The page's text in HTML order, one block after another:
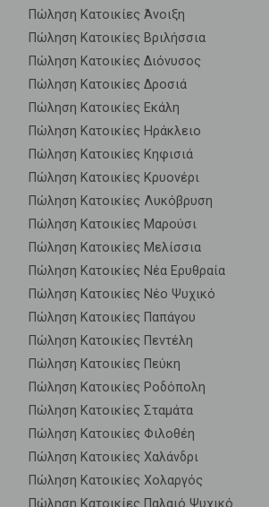
Πώληση Κατοικίες Άνοιξη
Πώληση Κατοικίες Βριλήσσια
Πώληση Κατοικίες Διόνυσος
Πώληση Κατοικίες Δροσιά
Πώληση Κατοικίες Εκάλη
Πώληση Κατοικίες Ηράκλειο
Πώληση Κατοικίες Κηφισιά
Πώληση Κατοικίες Κρυονέρι
Πώληση Κατοικίες Λυκόβρυση
Πώληση Κατοικίες Μαρούσι
Πώληση Κατοικίες Μελίσσια
Πώληση Κατοικίες Νέα Ερυθραία
Πώληση Κατοικίες Νέο Ψυχικό
Πώληση Κατοικίες Παπάγου
Πώληση Κατοικίες Πεντέλη
Πώληση Κατοικίες Πεύκη
Πώληση Κατοικίες Ροδόπολη
Πώληση Κατοικίες Σταμάτα
Πώληση Κατοικίες Φιλοθέη
Πώληση Κατοικίες Χαλάνδρι
Πώληση Κατοικίες Χολαργός
Πώληση Κατοικίες Παλαιό Ψυχικό